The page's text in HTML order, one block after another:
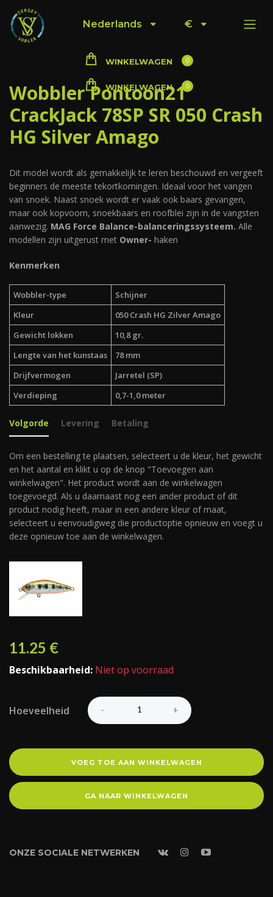
Nederlands €
WINKELWAGEN 0
WINKELWAGEN 0
Wobbler Pontoon21
CrackJack 78SP SR 050 Crash
HG Silver Amago
Dit model wordt als gemakkelijk te leren beschouwd en vergeeft
beginners de meeste tekortkomingen. Ideaal voor het vangen
van snoek. Naast snoek wordt er vaak ook baars gevangen,
maar ook kopvoorn, snoekbaars en roofblei zijn in de vangsten
aanwezig. MAG Force Balance-balanceringssysteem. Alle
modellen zijn uitgerust met Owner- haken
Kenmerken
Wobbler-type
Schijner
Kleur
050 Crash HG Zilver Amago
Gewicht lokken
10,8 gr.
Lengte van het kunstaas
78 mm
Drijfvermogen
Jarretel (SP)
Verdieping
0,7-1,0 meter
Volgorde Levering Betaling
Om een bestelling te plaatsen, selecteert u de kleur, het gewicht
en het aantal en klikt u op de knop "Toevoegen aan
winkelwagen". Het product wordt aan de winkelwagen
toegevoegd. Als u daarnaast nog een ander product of dit
product nodig heeft, maar in een andere kleur of maat,
selecteert u eenvoudigweg die productoptie opnieuw en voegt u
deze opnieuw toe aan de winkelwagen.
11.25 €
Beschikbaarheid: Niet op voorraad
Hoeveelheid
VOEG TOE AAN WINKELWAGEN
GA NAAR WINKELWAGEN
ONZE SOCIALE NETWERKEN